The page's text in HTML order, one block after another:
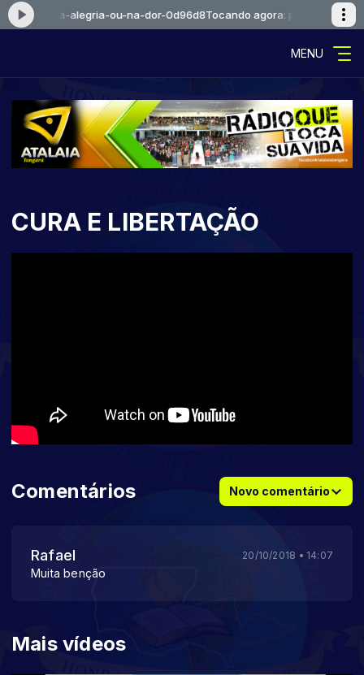
na-alegria-ou-na-dor-0d96d8Tocando agora: pentecostal-na-
MENU
CURA E LIBERTAÇÃO
Mais vídeos
Comentários Novo comentário
Muita benção
Rafael 20/10/2018 • 14:07